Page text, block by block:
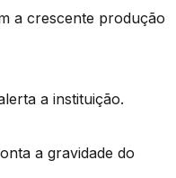
a crescente produção
a instituição.
a gravidade do